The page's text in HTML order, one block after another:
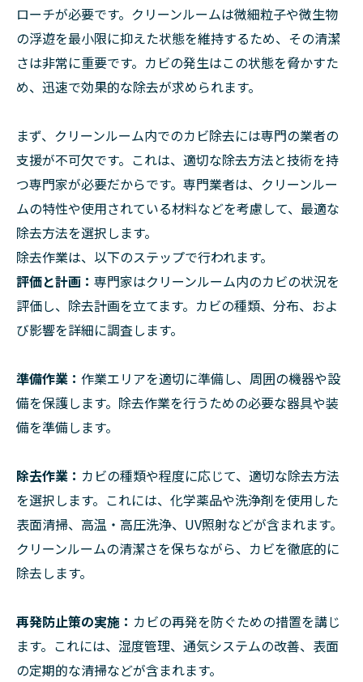
ローチが必要です。クリーンルームは微細粒子や微生物
の浮遊を最小限に抑えた状態を維持するため、その清潔
さは非常に重要です。カビの発生はこの状態を脅かすた
め、迅速で効果的な除去が求められます。
まず、クリーンルーム内でのカビ除去には専門の業者の
支援が不可欠です。これは、適切な除去方法と技術を持
つ専門家が必要だからです。専門業者は、クリーンルー
ムの特性や使用されている材料などを考慮して、最適な
除去方法を選択します。
除去作業は、以下のステップで行われます。
評価と計画： 専門家はクリーンルーム内のカビの状況を
評価し、除去計画を立てます。カビの種類、分布、およ
び影響を詳細に調査します。
準備作業： 作業エリアを適切に準備し、周囲の機器や設
備を保護します。除去作業を行うための必要な器具や装
備を準備します。
除去作業： カビの種類や程度に応じて、適切な除去方法
を選択します。これには、化学薬品や洗浄剤を使用した
表面清掃、高温・高圧洗浄、UV照射などが含まれます。
クリーンルームの清潔さを保ちながら、カビを徹底的に
除去します。
再発防止策の実施： カビの再発を防ぐための措置を講じ
ます。これには、湿度管理、通気システムの改善、表面
の定期的な清掃などが含まれます。